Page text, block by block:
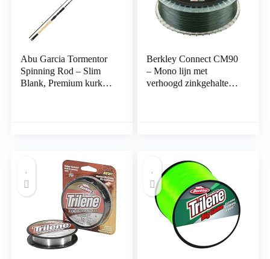
Abu Garcia Tormentor
Spinning Rod – Slim
Blank, Premium kurk
Berkley Connect CM90
– Mono lijn met
verhoogd zinkgehalte en